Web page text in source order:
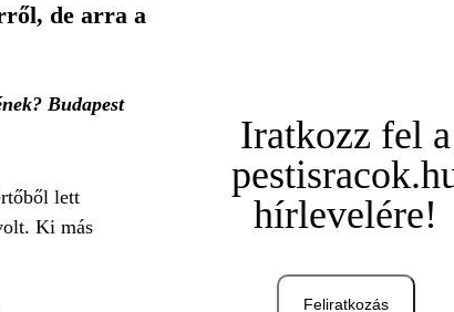
de arra a
Budapest
lett
Ki más
Iratkozz fel a
hírlevelére!
Feliratkozás